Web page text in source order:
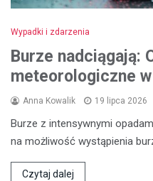
Wypadki i zdarzenia
Burze nadciągają:
meteorologiczne
Anna Kowalik 19 lipca 2026
Burze z intensywnymi
na możliwość wystąpienia
Czytaj dalej